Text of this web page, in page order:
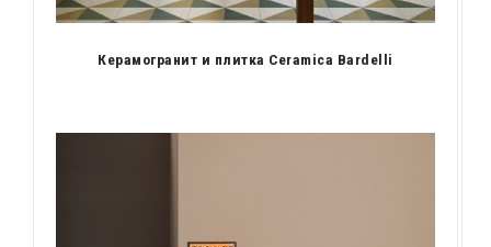
Керамогранит и плитка Ceramica Bardelli